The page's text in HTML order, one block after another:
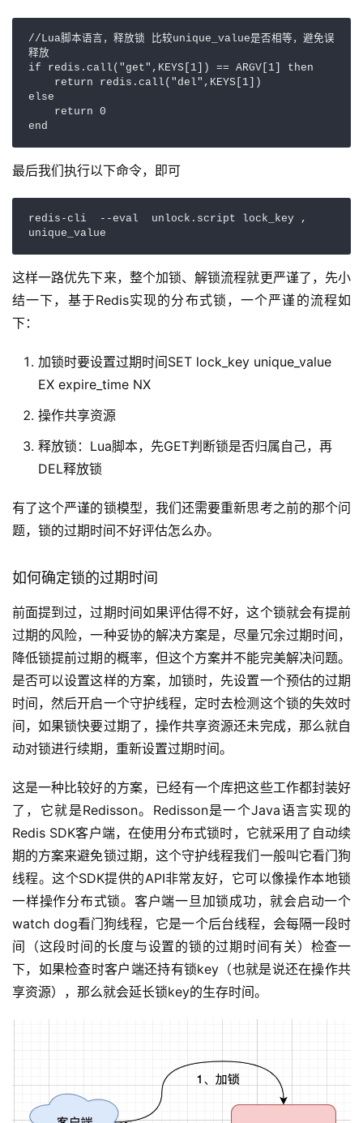
//Lua脚本语言，释放锁 比较unique_value是否相等，避免误
释放
if redis.call("get",KEYS[1]) == ARGV[1] then
else
end
最后我们执行以下命令，即可
redis-cli  --eval  unlock.script lock_key ,
unique_value
这样一路优先下来，整个加锁、解锁流程就更严谨了，先小
结一下，基于Redis实现的分布式锁，一个严谨的流程如
下：
加锁时要设置过期时间SET lock_key unique_value
EX expire_time NX
操作共享资源
释放锁：Lua脚本，先GET判断锁是否归属自己，再
DEL释放锁
有了这个严谨的锁模型，我们还需要重新思考之前的那个问
题，锁的过期时间不好评估怎么办。
如何确定锁的过期时间
前面提到过，过期时间如果评估得不好，这个锁就会有提前
过期的风险，一种妥协的解决方案是，尽量冗余过期时间，
降低锁提前过期的概率，但这个方案并不能完美解决问题。
是否可以设置这样的方案，加锁时，先设置一个预估的过期
时间，然后开启一个守护线程，定时去检测这个锁的失效时
间，如果锁快要过期了，操作共享资源还未完成，那么就自
动对锁进行续期，重新设置过期时间。
这是一种比较好的方案，已经有一个库把这些工作都封装好
了，它就是Redisson。Redisson是一个Java语言实现的
Redis SDK客户端，在使用分布式锁时，它就采用了自动续
期的方案来避免锁过期，这个守护线程我们一般叫它看门狗
线程。这个SDK提供的API非常友好，它可以像操作本地锁
一样操作分布式锁。客户端一旦加锁成功，就会启动一个
watch dog看门狗线程，它是一个后台线程，会每隔一段时
间（这段时间的长度与设置的锁的过期时间有关）检查一
下，如果检查时客户端还持有锁key（也就是说还在操作共
享资源），那么就会延长锁key的生存时间。